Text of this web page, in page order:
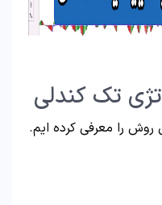
تک کندلی
روش را معرفی کرده ایم.